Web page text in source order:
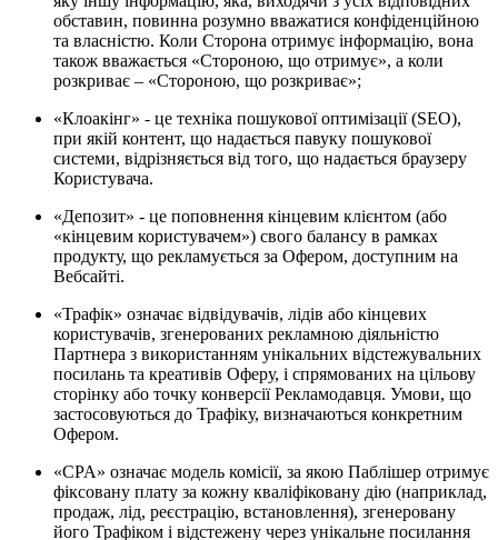
обставин, повинна розумно вважатися конфіденційною
та власністю. Коли Сторона отримує інформацію, вона
також вважається «Стороною, що отримує», а коли
розкриває – «Стороною, що розкриває»;
«Клоакінг» - це техніка пошукової оптимізації (SEO),
при якій контент, що надається павуку пошукової
системи, відрізняється від того, що надається браузеру
Користувача.
«Депозит» - це поповнення кінцевим клієнтом (або
«кінцевим користувачем») свого балансу в рамках
продукту, що рекламується за Офером, доступним на
Вебсайті.
«Трафік» означає відвідувачів, лідів або кінцевих
користувачів, згенерованих рекламною діяльністю
Партнера з використанням унікальних відстежувальних
посилань та креативів Оферу, і спрямованих на цільову
сторінку або точку конверсії Рекламодавця. Умови, що
застосовуються до Трафіку, визначаються конкретним
Офером.
«CPA» означає модель комісії, за якою Паблішер отримує
фіксовану плату за кожну кваліфіковану дію (наприклад,
продаж, лід, реєстрацію, встановлення), згенеровану
його Трафіком і відстежену через унікальне посилання